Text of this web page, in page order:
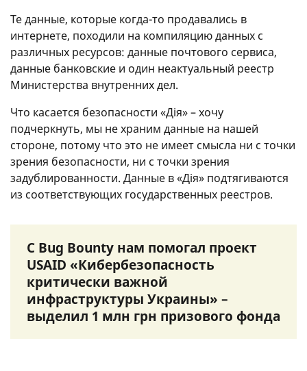
Те данные, которые когда-то продавались в
интернете, походили на компиляцию данных с
различных ресурсов: данные почтового сервиса,
данные банковские и один неактуальный реестр
Министерства внутренних дел.
Что касается безопасности «Дія» – хочу
подчеркнуть, мы не храним данные на нашей
стороне, потому что это не имеет смысла ни с точки
зрения безопасности, ни с точки зрения
задублированности. Данные в «Дія» подтягиваются
из соответствующих государственных реестров.
С Bug Bounty нам помогал проект
USAID «Кибербезопасность
критически важной
инфраструктуры Украины» –
выделил 1 млн грн призового фонда